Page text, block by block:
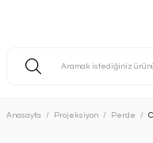
Anasayfa Projeksiyon Perde